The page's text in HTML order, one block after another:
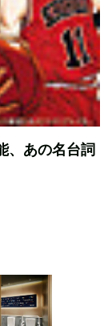
、あの名台詞